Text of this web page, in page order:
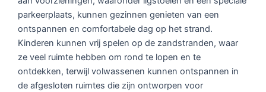
parkeerplaats, kunnen gezinnen genieten van een
ontspannen en comfortabele dag op het strand.
Kinderen kunnen vrij spelen op de zandstranden, waar
ze veel ruimte hebben om rond te lopen en te
ontdekken, terwijl volwassenen kunnen ontspannen in
de afgesloten ruimtes die zijn ontworpen voor